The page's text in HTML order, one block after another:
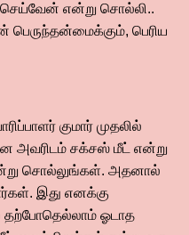
செய்வேன் என்று சொல்லி..
பெருந்தன்மைக்கும், பெரிய
குமார் முதலில்
அவரிடம் சக்சஸ் மீட் என்று
சொல்லுங்கள். அதனால்
இது எனக்கு
தற்போதெல்லாம் ஓடாத